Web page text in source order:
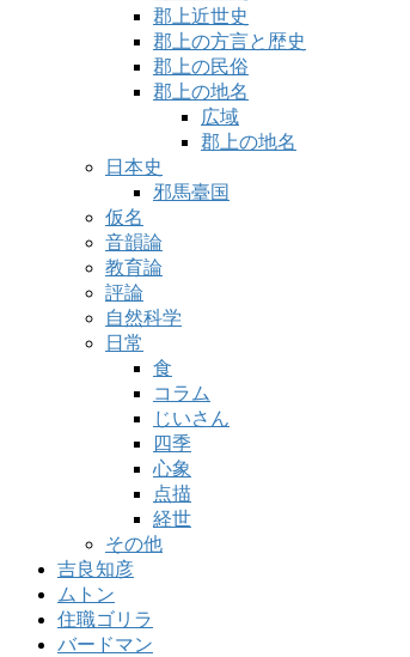
郡上近世史
郡上の方言と歴史
郡上の民俗
郡上の地名
広域
郡上の地名
日本史
邪馬臺国
仮名
音韻論
教育論
評論
自然科学
日常
食
コラム
じいさん
四季
心象
点描
経世
その他
吉良知彦
ムトン
住職ゴリラ
バードマン